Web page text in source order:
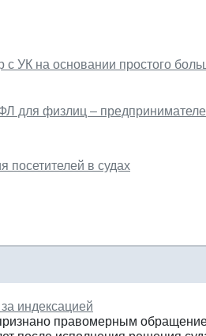
УК на основании простого
для физлиц –
посетителей в судах
индексацией
правомерным обращение